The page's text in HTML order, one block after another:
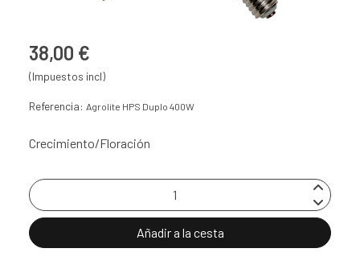
38,00 €
(Impuestos incl)
Referencia: Agrolite HPS Duplo 400W
Crecimiento/Floración
Añadir a la cesta